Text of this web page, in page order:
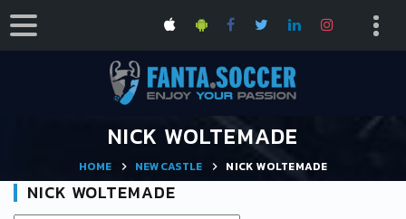
NICK WOLTEMADE
HOME NEWCASTLE NICK WOLTEMADE
NICK WOLTEMADE